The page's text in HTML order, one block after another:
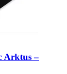
Arktus –